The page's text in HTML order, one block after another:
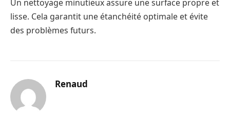
Un nettoyage minutieux assure une surface propre et
lisse. Cela garantit une étanchéité optimale et évite
des problèmes futurs.
Renaud